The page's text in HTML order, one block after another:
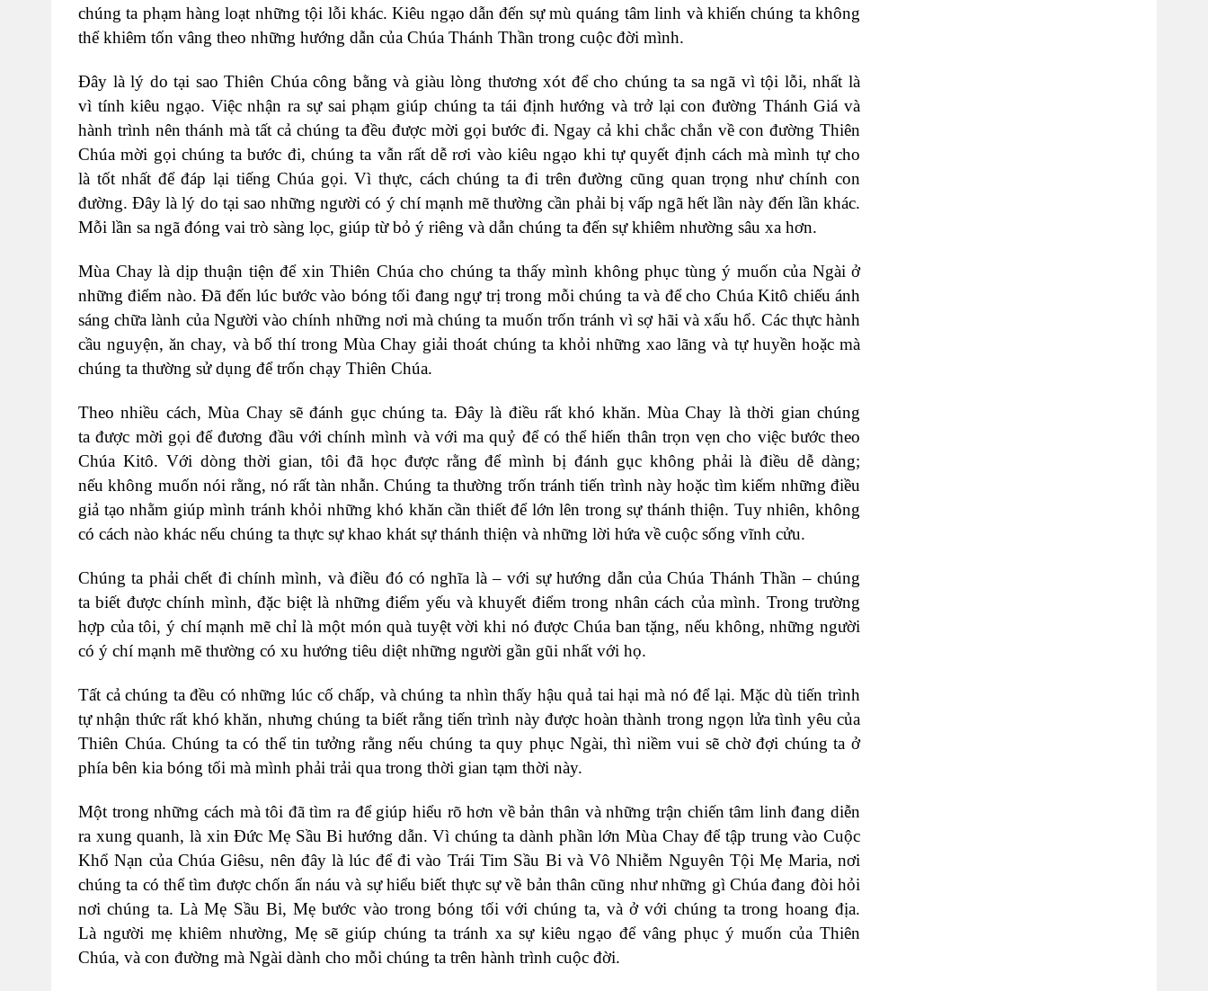
chúng ta phạm hàng loạt những tội lỗi khác. Kiêu ngạo dẫn đến sự mù quáng tâm linh và khiến chúng ta không
thể khiêm tốn vâng theo những hướng dẫn của Chúa Thánh Thần trong cuộc đời mình.
Đây là lý do tại sao Thiên Chúa công bằng và giàu lòng thương xót để cho chúng ta sa ngã vì tội lỗi, nhất là
vì tính kiêu ngạo. Việc nhận ra sự sai phạm giúp chúng ta tái định hướng và trở lại con đường Thánh Giá và
hành trình nên thánh mà tất cả chúng ta đều được mời gọi bước đi. Ngay cả khi chắc chắn về con đường Thiên
Chúa mời gọi chúng ta bước đi, chúng ta vẫn rất dễ rơi vào kiêu ngạo khi tự quyết định cách mà mình tự cho
là tốt nhất để đáp lại tiếng Chúa gọi. Vì thực, cách chúng ta đi trên đường cũng quan trọng như chính con
đường. Đây là lý do tại sao những người có ý chí mạnh mẽ thường cần phải bị vấp ngã hết lần này đến lần khác.
Mỗi lần sa ngã đóng vai trò sàng lọc, giúp từ bỏ ý riêng và dẫn chúng ta đến sự khiêm nhường sâu xa hơn.
Mùa Chay là dịp thuận tiện để xin Thiên Chúa cho chúng ta thấy mình không phục tùng ý muốn của Ngài ở
những điểm nào. Đã đến lúc bước vào bóng tối đang ngự trị trong mỗi chúng ta và để cho Chúa Kitô chiếu ánh
sáng chữa lành của Người vào chính những nơi mà chúng ta muốn trốn tránh vì sợ hãi và xấu hổ. Các thực hành
cầu nguyện, ăn chay, và bố thí trong Mùa Chay giải thoát chúng ta khỏi những xao lãng và tự huyền hoặc mà
chúng ta thường sử dụng để trốn chạy Thiên Chúa.
Theo nhiều cách, Mùa Chay sẽ đánh gục chúng ta. Đây là điều rất khó khăn. Mùa Chay là thời gian chúng
ta được mời gọi để đương đầu với chính mình và với ma quỷ để có thể hiến thân trọn vẹn cho việc bước theo
Chúa Kitô. Với dòng thời gian, tôi đã học được rằng để mình bị đánh gục không phải là điều dễ dàng;
nếu không muốn nói rằng, nó rất tàn nhẫn. Chúng ta thường trốn tránh tiến trình này hoặc tìm kiếm những điều
giả tạo nhằm giúp mình tránh khỏi những khó khăn cần thiết để lớn lên trong sự thánh thiện. Tuy nhiên, không
có cách nào khác nếu chúng ta thực sự khao khát sự thánh thiện và những lời hứa về cuộc sống vĩnh cửu.
Chúng ta phải chết đi chính mình, và điều đó có nghĩa là – với sự hướng dẫn của Chúa Thánh Thần – chúng
ta biết được chính mình, đặc biệt là những điểm yếu và khuyết điểm trong nhân cách của mình. Trong trường
hợp của tôi, ý chí mạnh mẽ chỉ là một món quà tuyệt vời khi nó được Chúa ban tặng, nếu không, những người
có ý chí mạnh mẽ thường có xu hướng tiêu diệt những người gần gũi nhất với họ.
Tất cả chúng ta đều có những lúc cố chấp, và chúng ta nhìn thấy hậu quả tai hại mà nó để lại. Mặc dù tiến trình
tự nhận thức rất khó khăn, nhưng chúng ta biết rằng tiến trình này được hoàn thành trong ngọn lửa tình yêu của
Thiên Chúa. Chúng ta có thể tin tưởng rằng nếu chúng ta quy phục Ngài, thì niềm vui sẽ chờ đợi chúng ta ở
phía bên kia bóng tối mà mình phải trải qua trong thời gian tạm thời này.
Một trong những cách mà tôi đã tìm ra để giúp hiểu rõ hơn về bản thân và những trận chiến tâm linh đang diễn
ra xung quanh, là xin Đức Mẹ Sầu Bi hướng dẫn. Vì chúng ta dành phần lớn Mùa Chay để tập trung vào Cuộc
Khổ Nạn của Chúa Giêsu, nên đây là lúc để đi vào Trái Tim Sầu Bi và Vô Nhiễm Nguyên Tội Mẹ Maria, nơi
chúng ta có thể tìm được chốn ẩn náu và sự hiểu biết thực sự về bản thân cũng như những gì Chúa đang đòi hỏi
nơi chúng ta. Là Mẹ Sầu Bi, Mẹ bước vào trong bóng tối với chúng ta, và ở với chúng ta trong hoang địa.
Là người mẹ khiêm nhường, Mẹ sẽ giúp chúng ta tránh xa sự kiêu ngạo để vâng phục ý muốn của Thiên
Chúa, và con đường mà Ngài dành cho mỗi chúng ta trên hành trình cuộc đời.